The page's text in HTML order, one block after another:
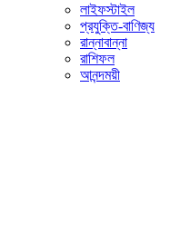
লাইফস্টাইল
প্রযুক্তি-বাণিজ্য
রান্নাবান্না
রাশিফল
আনন্দময়ী